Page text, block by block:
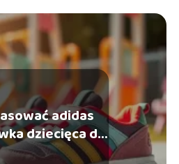
adidas
dziecięca do
dziecka?